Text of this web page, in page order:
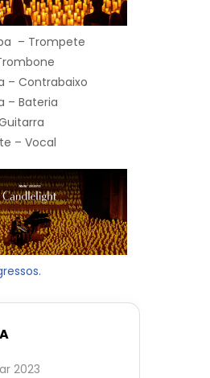
– Trompete
– Contrabaixo
– Bateria
– Vocal
2023